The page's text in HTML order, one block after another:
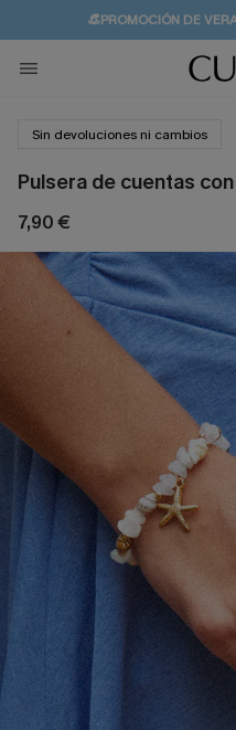
👒PROMOCIÓN DE
💌¡SUSCRIBIRSE
🚚ENVÍO
Sin devoluciones ni cambios
Pulsera de cuentas
7,90 €